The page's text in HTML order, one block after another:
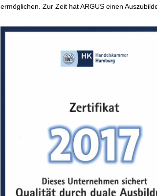
ermöglichen. Zur Zeit hat ARGUS einen